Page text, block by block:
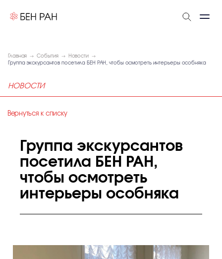
Главная События
Новости
Группа экскурсантов посетила БЕН РАН, чтобы осмотреть интерьеры особняка
НОВОСТИ
Вернуться к списку
Группа экскурсантов
посетила БЕН РАН,
чтобы осмотреть
интерьеры особняка